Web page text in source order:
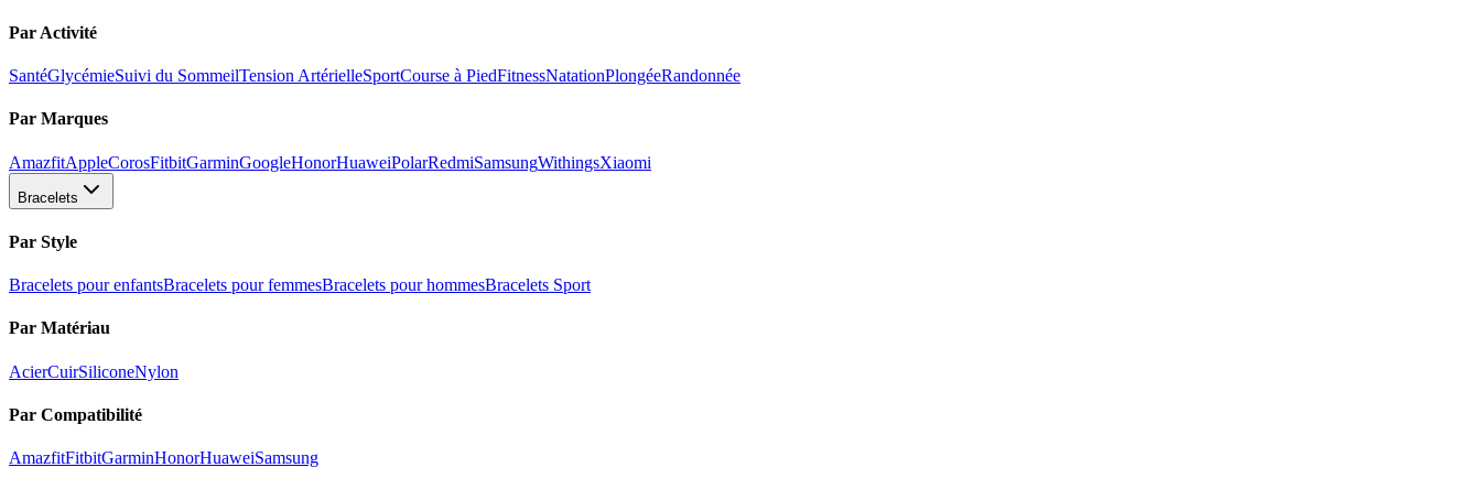
Par Activité
SantéGlycémieSuivi du SommeilTension ArtérielleSportCourse à PiedFitnessNatationPlongéeRandonnée
Par Marques
AmazfitAppleCorosFitbitGarminGoogleHonorHuaweiPolarRedmiSamsungWithingsXiaomi
Bracelets
Par Style
Bracelets pour enfantsBracelets pour femmesBracelets pour hommesBracelets Sport
Par Matériau
AcierCuirSiliconeNylon
Par Compatibilité
AmazfitFitbitGarminHonorHuaweiSamsung